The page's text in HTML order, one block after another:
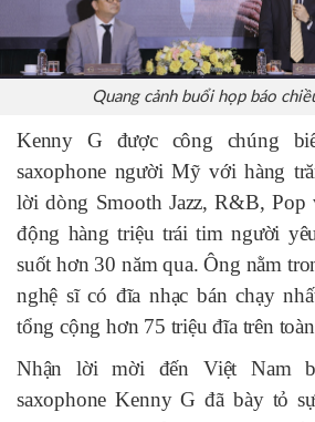
Quang cảnh buổi họp báo
Kenny G được công chúng
saxophone người Mỹ với hàng
lời dòng Smooth Jazz, R&B, Pop
động hàng triệu trái tim người
suốt hơn 30 năm qua. Ông nằm
nghệ sĩ có đĩa nhạc bán chạy
tổng cộng hơn 75 triệu đĩa trên
Nhận lời mời đến Việt Nam
saxophone Kenny G đã bày tỏ